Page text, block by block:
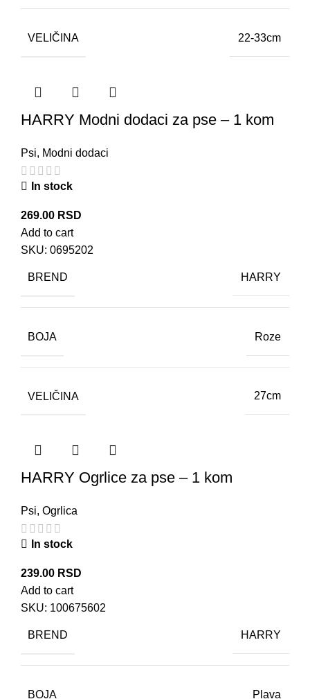
VELIČINA 22-33cm
HARRY Modni dodaci za pse – 1 kom
Psi, Modni dodaci
In stock
269.00 RSD
Add to cart
SKU: 0695202
BREND HARRY
BOJA Roze
VELIČINA 27cm
HARRY Ogrlice za pse – 1 kom
Psi, Ogrlica
In stock
239.00 RSD
Add to cart
SKU: 100675602
BREND HARRY
BOJA Plava